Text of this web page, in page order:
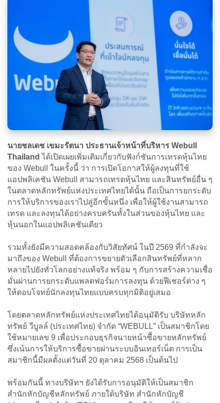
นายชลเดช เขมะรัตนา ประธานเจ้าหน้าที่บริหาร Webull
Thailandได้เปิดเผยเพิ่มเติมเกี่ยวกับฟังก์ชันการเทรดหุ้นไทย
ของ Webull ในครั้งนี้ ว่า การเปิดโอกาสให้ผู้ลงทุนที่ใช้
แอปพลิเคชัน Webull สามารถเทรดหุ้นไทย และสินทรัพย์อื่น ๆ
ในตลาดหลักทรัพย์แห่งประเทศไทยได้นั้น ถือเป็นการยกระดับ
การให้บริการของเราไปสู่อีกขั้นหนึ่ง เพื่อให้ผู้ใช้งานสามารถ
เทรด และลงทุนได้อย่างครบครันทั้งในส่วนของหุ้นไทย และ
หุ้นนอกในแอปพลิเคชันเดียว
รวมทั้งยังมีความสอดคล้องกับวิสัยทัศน์ ในปี 2569 ที่กำลังจะ
มาถึงของ Webull ที่ต้องการขยายตัวเลือกสินทรัพย์ที่หลาก
หลายไปยังทั่วโลกอย่างแท้จริง พร้อม ๆ กับการสร้างความเชื่อ
มั่นผ่านการยกระดับแพลตฟอร์มการลงทุน ด้วยฟีเชอร์ต่าง ๆ
ให้ตอบโจทย์นักลงทุนไทยแบบครบทุกมิติอยู่เสมอ
โดยตลาดหลักทรัพย์แห่งประเทศไทยได้อนุมัติรับ บริษัทหลัก
ทรัพย์ วีบูลล์ (ประเทศไทย) จำกัด “WEBULL” เป็นสมาชิกโดย
ใช้หมายเลข 9 เพื่อประกอบธุรกิจนายหน้าซื้อขายหลักทรัพย์
ซึ่งเน้นการให้บริการซื้อขายผ่านระบบอินเทอร์เน็ต การเป็น
สมาชิกนี้มีผลตั้งแต่วันที่ 20 ตุลาคม 2568 เป็นต้นไป
พร้อมกันนี้ ทางบริษัทฯ ยังได้รับการอนุมัติให้เป็นสมาชิก
สำนักหักบัญชีหลักทรัพย์ ภายใต้บริษัท สำนักหักบัญชี